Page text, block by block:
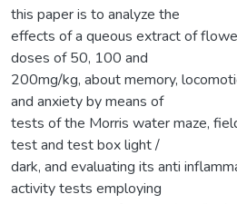
this paper is to analyze the
effects of a queous extract of
doses of 50, 100 and
200mg/kg, about memory,
and anxiety by means of
tests of the Morris water maze,
test and test box light /
dark, and evaluating its anti
activity tests employing